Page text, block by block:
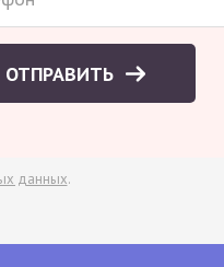
ОТПРАВИТЬ
данных.